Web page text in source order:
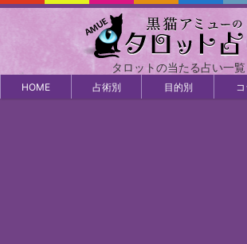
タロットの当たる占い一覧
HOME 占術別 目的別